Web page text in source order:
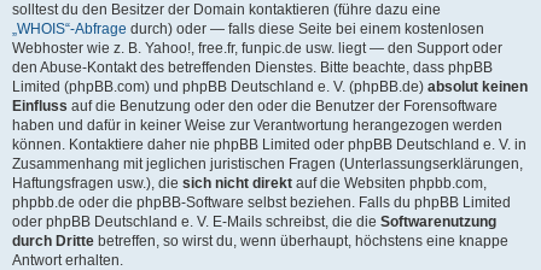
solltest du den Besitzer der Domain kontaktieren (führe dazu eine
„WHOIS“-Abfrage durch) oder — falls diese Seite bei einem kostenlosen
Webhoster wie z. B. Yahoo!, free.fr, funpic.de usw. liegt — den Support oder
den Abuse-Kontakt des betreffenden Dienstes. Bitte beachte, dass phpBB
Limited (phpBB.com) und phpBB Deutschland e. V. (phpBB.de) absolut keinen
Einfluss auf die Benutzung oder den oder die Benutzer der Forensoftware
haben und dafür in keiner Weise zur Verantwortung herangezogen werden
können. Kontaktiere daher nie phpBB Limited oder phpBB Deutschland e. V. in
Zusammenhang mit jeglichen juristischen Fragen (Unterlassungserklärungen,
Haftungsfragen usw.), die sich nicht direkt auf die Websiten phpbb.com,
phpbb.de oder die phpBB-Software selbst beziehen. Falls du phpBB Limited
oder phpBB Deutschland e. V. E-Mails schreibst, die die Softwarenutzung
durch Dritte betreffen, so wirst du, wenn überhaupt, höchstens eine knappe
Antwort erhalten.